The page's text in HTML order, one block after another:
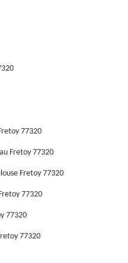
77320
Fretoy 77320
Fretoy 77320
77320
77320
77320